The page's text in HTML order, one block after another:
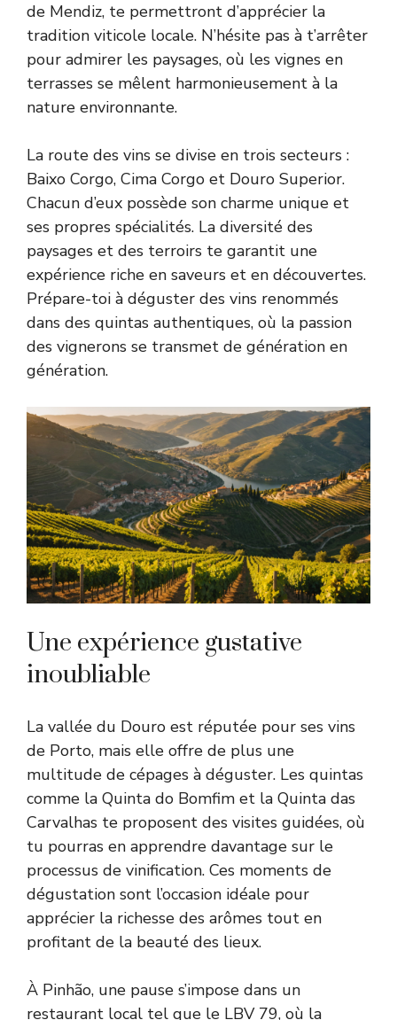
de Mendiz, te permettront d’apprécier la
tradition viticole locale. N’hésite pas à t’arrêter
pour admirer les paysages, où les vignes en
terrasses se mêlent harmonieusement à la
nature environnante.
La route des vins se divise en trois secteurs :
Baixo Corgo, Cima Corgo et Douro Superior.
Chacun d’eux possède son charme unique et
ses propres spécialités. La diversité des
paysages et des terroirs te garantit une
expérience riche en saveurs et en découvertes.
Prépare-toi à déguster des vins renommés
dans des quintas authentiques, où la passion
des vignerons se transmet de génération en
génération.
Une expérience gustative
inoubliable
La vallée du Douro est réputée pour ses vins
de Porto, mais elle offre de plus une
multitude de cépages à déguster. Les quintas
comme la Quinta do Bomfim et la Quinta das
Carvalhas te proposent des visites guidées, où
tu pourras en apprendre davantage sur le
processus de vinification. Ces moments de
dégustation sont l’occasion idéale pour
apprécier la richesse des arômes tout en
profitant de la beauté des lieux.
À Pinhão, une pause s’impose dans un
restaurant local tel que le LBV 79, où la